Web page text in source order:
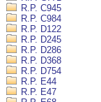
R.P. C945
R.P. C984
R.P. D122
R.P. D245
R.P. D286
R.P. D368
R.P. D754
R.P. E44
R.P. E47